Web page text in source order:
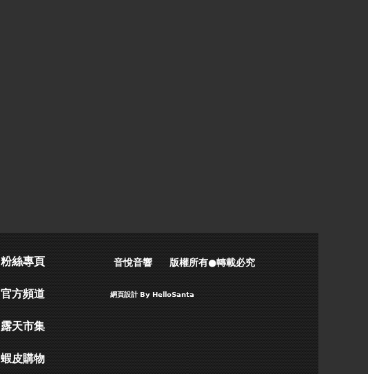
粉絲專頁
官方頻道
露天市集
蝦皮購物
音悅音響 版權所有●轉載必究
網頁設計By HelloSanta